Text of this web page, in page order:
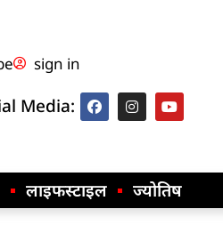
sign in
Media:
लाइफस्टाइल ज्योतिष